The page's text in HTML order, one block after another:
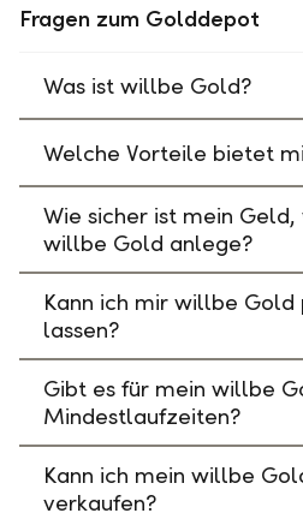
Fragen zum Golddepot
Was ist willbe Gold?
Welche Vorteile bietet
Wie sicher ist mein Geld,
willbe Gold anlege?
Kann ich mir willbe Gold
lassen?
Gibt es für mein willbe
Mindestlaufzeiten?
Kann ich mein willbe
verkaufen?